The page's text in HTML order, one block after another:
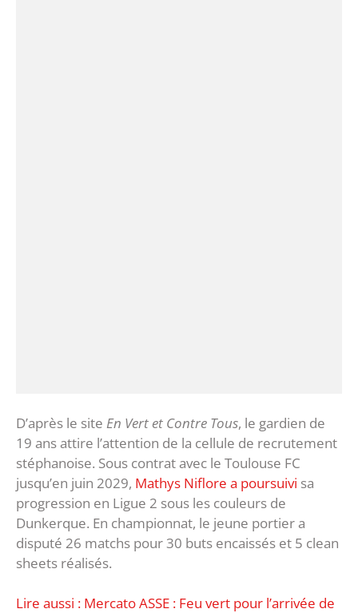
D’après le site En Vert et Contre Tous, le gardien de
19 ans attire l’attention de la cellule de recrutement
stéphanoise. Sous contrat avec le Toulouse FC
jusqu’en juin 2029, Mathys Niflore a poursuivi sa
progression en Ligue 2 sous les couleurs de
Dunkerque. En championnat, le jeune portier a
disputé 26 matchs pour 30 buts encaissés et 5 clean
sheets réalisés.
Lire aussi : Mercato ASSE : Feu vert pour l’arrivée de